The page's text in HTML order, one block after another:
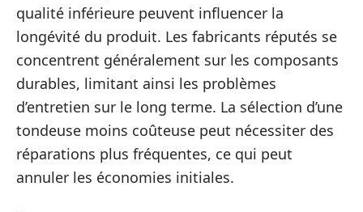
qualité inférieure peuvent influencer la
longévité du produit. Les fabricants réputés se
concentrent généralement sur les composants
durables, limitant ainsi les problèmes
d’entretien sur le long terme. La sélection d’une
tondeuse moins coûteuse peut nécessiter des
réparations plus fréquentes, ce qui peut
annuler les économies initiales.